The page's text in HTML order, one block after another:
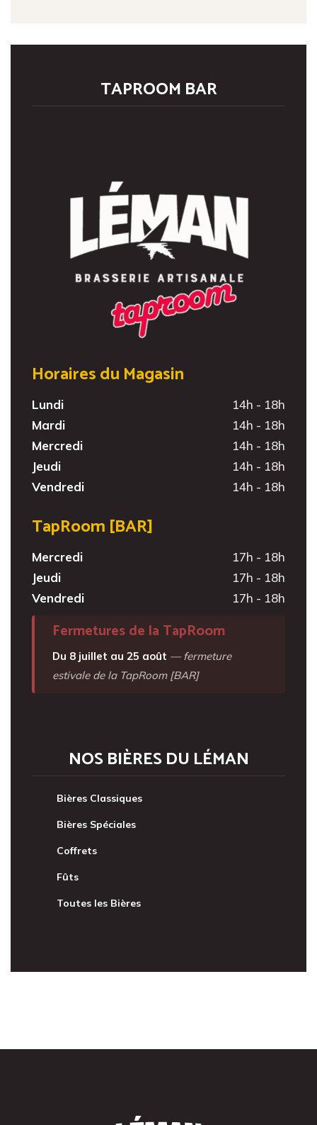
TAPROOM BAR
Horaires du Magasin
Lundi
14h - 18h
Mardi
14h - 18h
Mercredi
14h - 18h
Jeudi
14h - 18h
Vendredi
14h - 18h
TapRoom [BAR]
Mercredi
17h - 18h
Jeudi
17h - 18h
Vendredi
17h - 18h
Fermetures de la TapRoom
Du 8 juillet au 25 août — fermeture
estivale de la TapRoom [BAR]
NOS BIÈRES DU LÉMAN
Bières Classiques
Bières Spéciales
Coffrets
Fûts
Toutes les Bières